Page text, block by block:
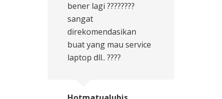
bener lagi ????????
sangat
direkomendasikan
buat yang mau service
laptop dll.. ????